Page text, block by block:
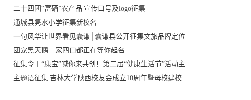
礼
二十四团“富硒”农产品 宣传口号及logo征集
通城县隽水小学征集新校名
一句风华让世界看见囊谦│囊谦县公开征集文旅品牌定位
名称啦
团宠黑天鹅一家四口都正在等你起名
征集令丨“康宝”喊你来共创！第二届“健康生活节”活动主
题及口号
主题语征集|吉林大学陕西校友会成立10周年暨母校建校